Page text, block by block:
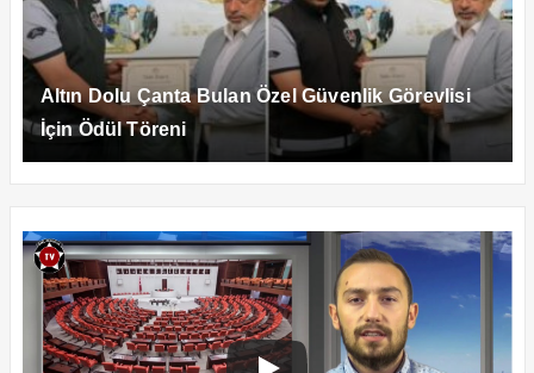
Altın Dolu Çanta Bulan Özel Güvenlik Görevlisi
İçin Ödül Töreni